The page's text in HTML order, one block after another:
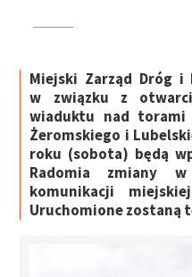
Miejski Zarząd Dróg
w związku z
wiaduktu nad
Żeromskiego i
roku (sobota) będą
Radomia zmiany
komunikacji
Uruchomione zostaną